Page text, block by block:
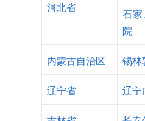
河北省
石
院
内蒙古自治区 锡林
辽宁省 辽宁